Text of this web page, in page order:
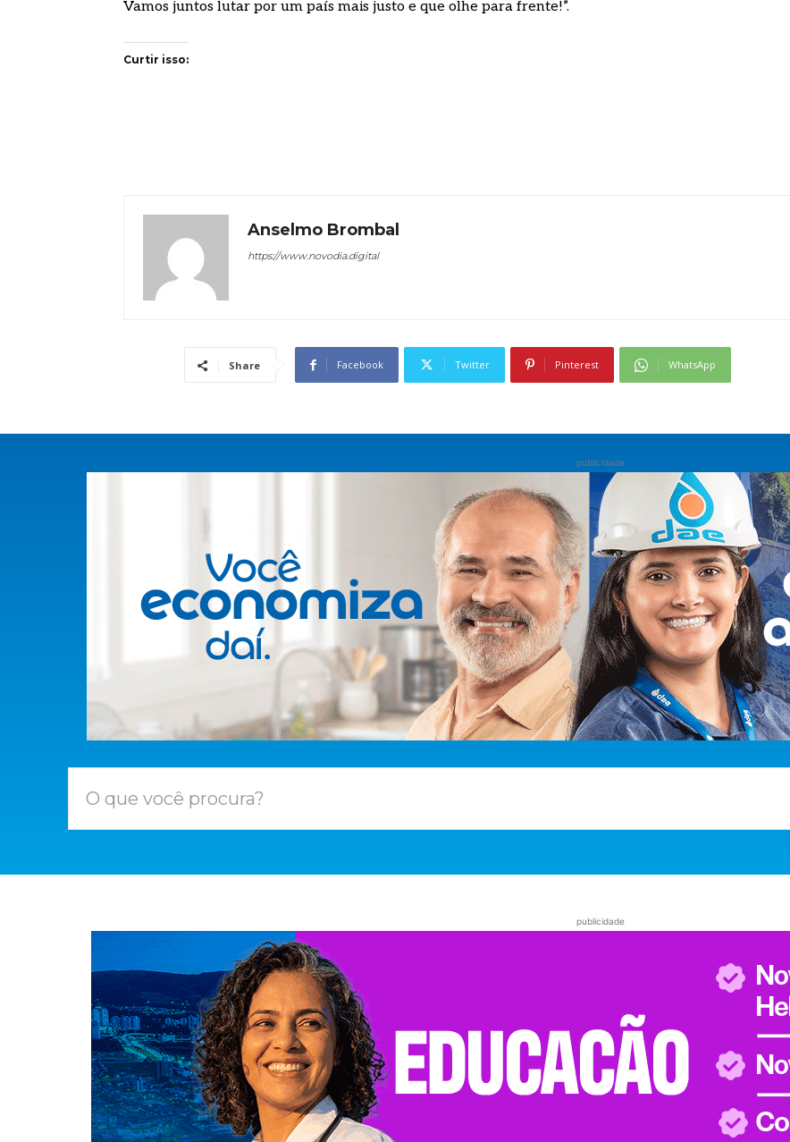
Vamos juntos lutar por um país mais justo e que olhe para frente!”.
Curtir isso:
Anselmo Brombal
https://www.novodia.digital
Share Facebook Twitter Pinterest WhatsApp
publicidade
O que você procura?
publicidade